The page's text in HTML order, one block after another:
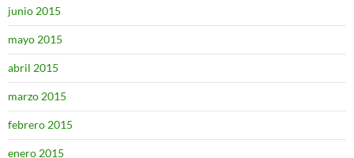
junio 2015
mayo 2015
abril 2015
marzo 2015
febrero 2015
enero 2015